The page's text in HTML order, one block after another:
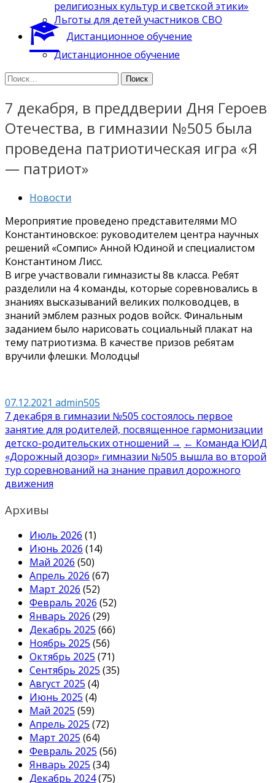
религиозных культур и светской этики»
Льготы для детей участников СВО
Дистанционное обучение
Дистанционное обучение
Найти:
7 декабря, в преддверии Дня Героев
Отечества, в гимназии №505 была
проведена патриотическая игра «Я
— патриот»
Новости
Мероприятие проведено представителями МО
Константиновское: руководителем центра научных
решений «Сомпис» Анной Юдиной и специалистом
Константином Лисс.
В игре участвовали гимназисты 8в класса. Ребят
разделили на 4 команды, которые соревновались в
знаниях высказываний великих полководцев, в
знаний эмблем разных родов войск. Финальным
заданием было нарисовать социальный плакат на
тему патриотизма. В качестве призов ребятам
вручили флешки. Молодцы!
07.12.2021 admin505
Навигация
по
записям
7 декабря в гимназии №505 состоялось первое
занятие для родителей, посвященное гармонизации
детско-родительских отношений → ← Команда ЮИД
«Дорожный дозор» гимназии №505 вышла во второй
тур соревнований на знание правил дорожного
движения
Архивы
Июль 2026 (1)
Июнь 2026 (14)
Май 2026 (50)
Апрель 2026 (67)
Март 2026 (52)
Февраль 2026 (52)
Январь 2026 (29)
Декабрь 2025 (66)
Ноябрь 2025 (56)
Октябрь 2025 (71)
Сентябрь 2025 (35)
Август 2025 (4)
Июнь 2025 (4)
Май 2025 (59)
Апрель 2025 (72)
Март 2025 (64)
Февраль 2025 (56)
Январь 2025 (34)
Декабрь 2024(75)